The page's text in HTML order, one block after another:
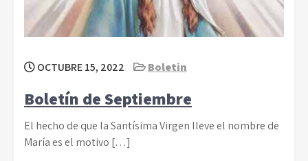
OCTUBRE 15, 2022 Boletin
Boletín de Septiembre
El hecho de que la Santísima Virgen lleve el nombre de
María es el motivo […]